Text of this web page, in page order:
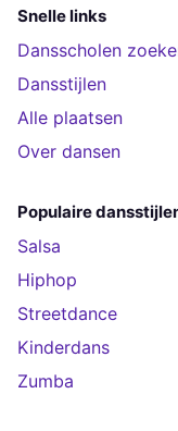
Snelle links
Dansscholen
Dansstijlen
Alle plaatsen
Over dansen
Populaire
Salsa
Hiphop
Streetdance
Kinderdans
Zumba